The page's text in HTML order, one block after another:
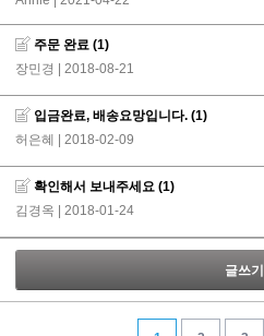
주문 완료 (1)
장민경 | 2018-08-21
입금완료, 배송요망입니다. (1)
허은혜 | 2018-02-09
확인해서 보내주세요 (1)
김경옥 | 2018-01-24
글쓰기